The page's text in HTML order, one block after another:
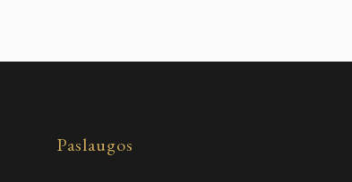
Paslaugos